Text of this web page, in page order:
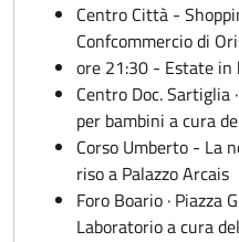
Centro Città -
Confcommercio di
ore 21:30 - Estate in
Centro Doc.
per bambini a cura
Corso Umberto - La
riso a Palazzo Arcais
Foro Boario · Piazza
Laboratorio a cura